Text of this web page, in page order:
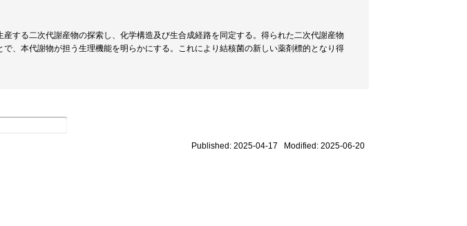
する二次代謝産物の探索し、化学構造及び生合成経路を同定する。得られた二次代謝産物
、本代謝物が担う生理機能を明らかにする。これにより結核菌の新しい薬剤標的となり得
Published: 2025-04-17 Modified: 2025-06-20